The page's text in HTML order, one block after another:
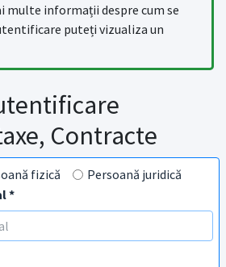
multe informații despre cum se
puteți vizualiza un
Contracte
fizică
Persoană juridică
*